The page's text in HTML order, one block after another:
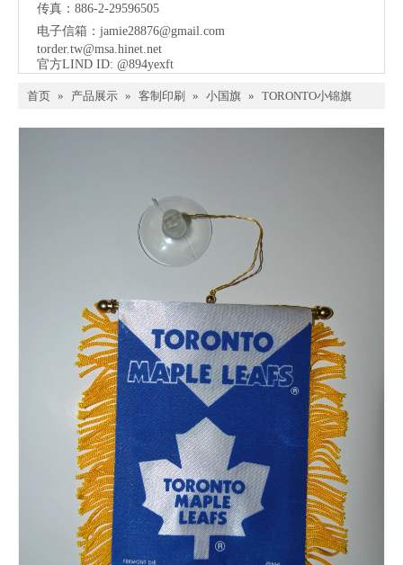
传真：886-2-29596505
电子信箱： jamie28876@gmail.com
torder.tw@msa.hinet.net
官方LIND ID: @894yexft
首页 » 产品展示 » 客制印刷 » 小国旗 » TORONTO小锦旗